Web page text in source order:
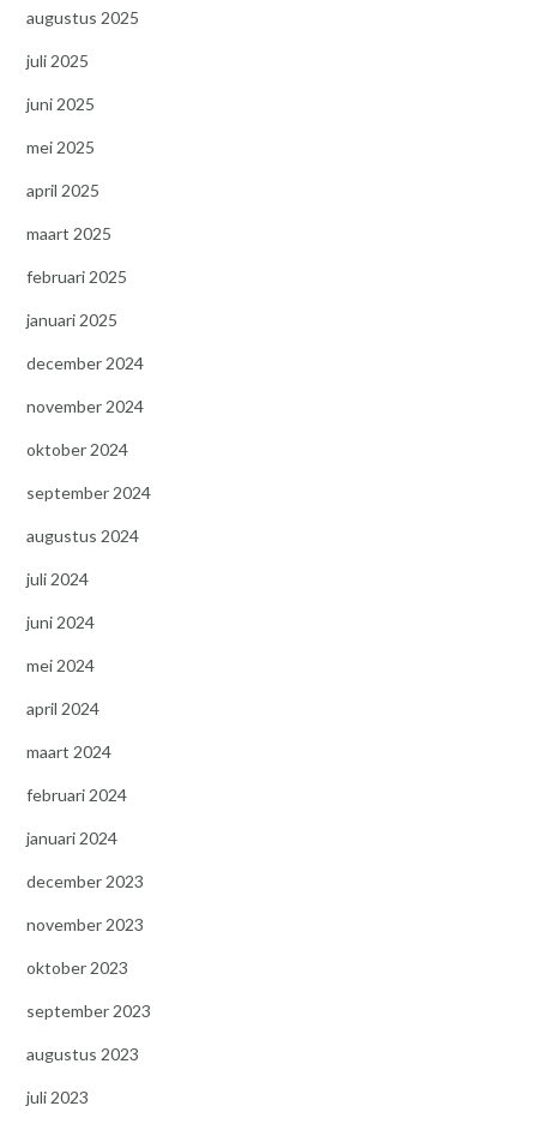
augustus 2025
juli 2025
juni 2025
mei 2025
april 2025
maart 2025
februari 2025
januari 2025
december 2024
november 2024
oktober 2024
september 2024
augustus 2024
juli 2024
juni 2024
mei 2024
april 2024
maart 2024
februari 2024
januari 2024
december 2023
november 2023
oktober 2023
september 2023
augustus 2023
juli 2023